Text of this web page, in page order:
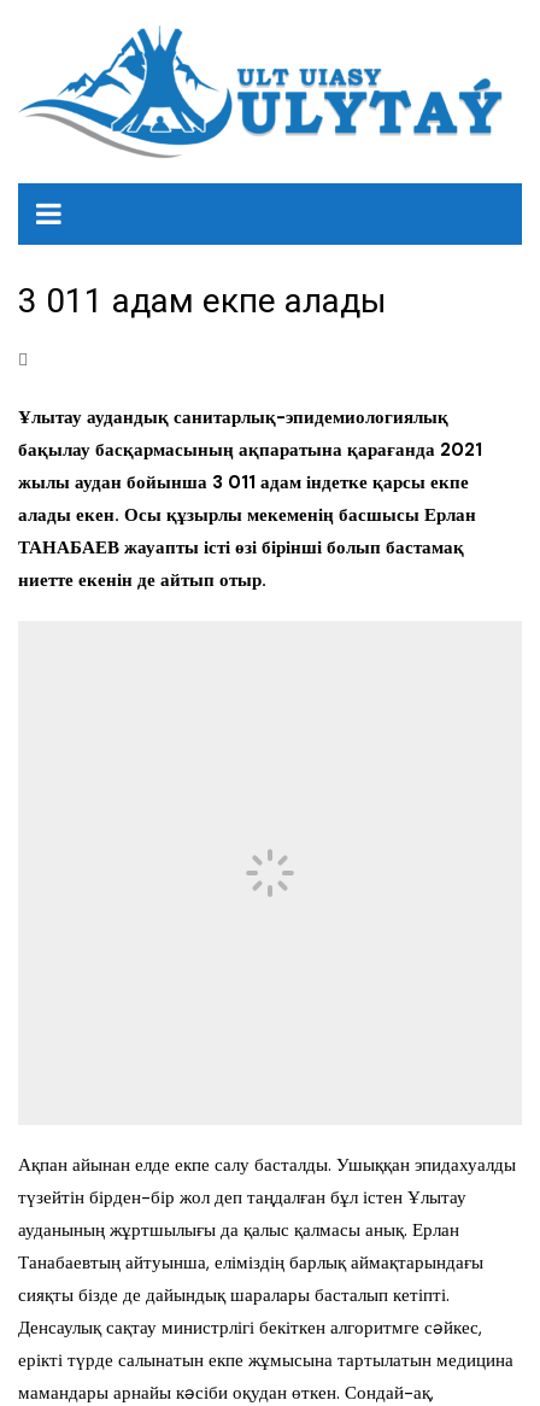
3 011 адам екпе алады
Ұлытау аудандық санитарлық-эпидемиологиялық
бақылау басқармасының ақпаратына қарағанда 2021
жылы аудан бойынша 3 011 адам індетке қарсы екпе
алады екен. Осы құзырлы мекеменің басшысы Ерлан
ТАНАБАЕВ жауапты істі өзі бірінші болып бастамақ
ниетте екенін де айтып отыр.
Ақпан айынан елде екпе салу басталды. Ушыққан эпидахуалды
түзейтін бірден-бір жол деп таңдалған бұл істен Ұлытау
ауданының жұртшылығы да қалыс қалмасы анық. Ерлан
Танабаевтың айтуынша, еліміздің барлық аймақтарындағы
сияқты бізде де дайындық шаралары басталып кетіпті.
Денсаулық сақтау министрлігі бекіткен алгоритмге сəйкес,
ерікті түрде салынатын екпе жұмысына тартылатын медицина
мамандары арнайы кəсіби оқудан өткен. Сондай-ақ,